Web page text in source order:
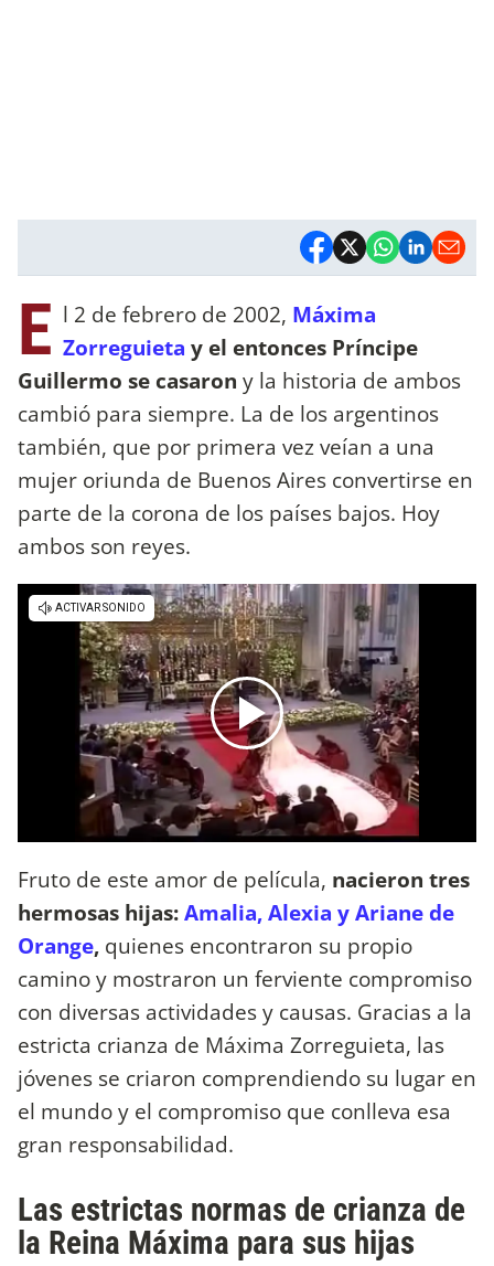
E l 2 de febrero de 2002, Máxima
Zorreguieta y el entonces Príncipe
Guillermo se casaron y la historia de ambos
cambió para siempre. La de los argentinos
también, que por primera vez veían a una
mujer oriunda de Buenos Aires convertirse en
parte de la corona de los países bajos. Hoy
ambos son reyes.
Fruto de este amor de película, nacieron tres
hermosas hijas:Amalia, Alexia y Ariane de
Orange, quienes encontraron su propio
camino y mostraron un ferviente compromiso
con diversas actividades y causas. Gracias a la
estricta crianza de Máxima Zorreguieta, las
jóvenes se criaron comprendiendo su lugar en
el mundo y el compromiso que conlleva esa
gran responsabilidad.
Las estrictas normas de crianza de
la Reina Máxima para sus hijas